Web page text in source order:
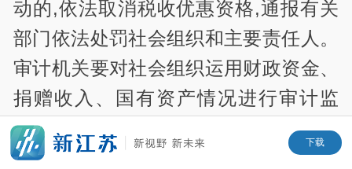
动的,依法取消税收优惠资格,通报有关
部门依法处罚社会组织和主要责任人。
审计机关要对社会组织运用财政资金、
捐赠收入、国有资产情况进行审计监
督。金融管理部门要加强对社会组织账
户的监管、对资金往来特别是大额现金
下载